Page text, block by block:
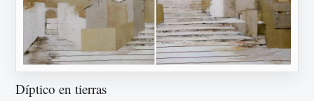
Díptico en tierras